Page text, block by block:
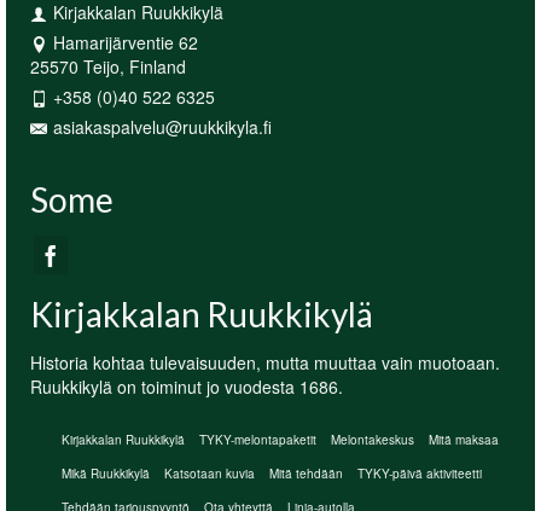
Kirjakkalan Ruukkikylä
Hamarijärventie 62
25570 Teijo, Finland
+358 (0)40 522 6325
asiakaspalvelu@ruukkikyla.fi
Some
Kirjakkalan Ruukkikylä
Historia kohtaa tulevaisuuden, mutta muuttaa vain muotoaan.
Ruukkikylä on toiminut jo vuodesta 1686.
Kirjakkalan Ruukkikylä TYKY-melontapaketit Melontakeskus
Mitä maksaa
Mikä Ruukkikylä
Katsotaan kuvia Mitä tehdään
TYKY-päivä aktiviteetti